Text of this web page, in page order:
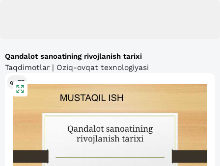
Qandalot sanoatining rivojlanish tarixi
Taqdimotlar | Oziq-ovqat texnologiyasi
77